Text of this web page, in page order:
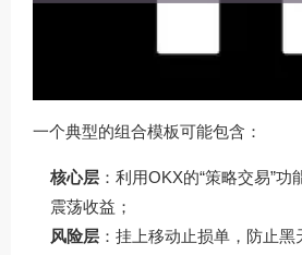
一个典型的组合模板可能包含：
核心层 ：利用OKX的“策略交易”
震荡收益；
风险层 ：挂上移动止损单，防止黑